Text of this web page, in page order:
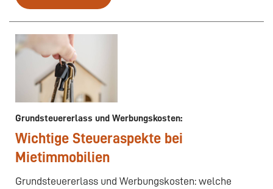
Grundsteuererlass und Werbungskosten:
Wichtige Steueraspekte bei
Mietimmobilien
Grundsteuererlass und Werbungskosten: welche